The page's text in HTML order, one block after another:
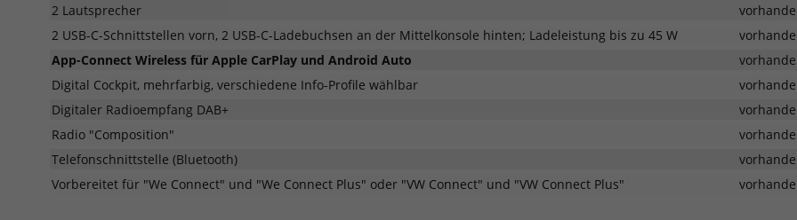
2 Lautsprecher
2 USB-C-Schnittstellen vorn, 2 USB-C-Ladebuchsen an der Mittelkonsole hinten; Ladeleistung bis zu 45 W
App-Connect Wireless für Apple CarPlay und Android Auto
Digital Cockpit, mehrfarbig, verschiedene Info-Profile wählbar
Digitaler Radioempfang DAB+
Radio "Composition"
Telefonschnittstelle (Bluetooth)
Vorbereitet für "We Connect" und "We Connect Plus" oder "VW Connect" und "VW Connect Plus"